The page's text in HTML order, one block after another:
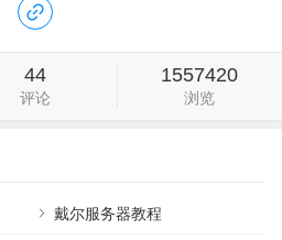
44
评论
1557420
浏览
戴尔服务器教程